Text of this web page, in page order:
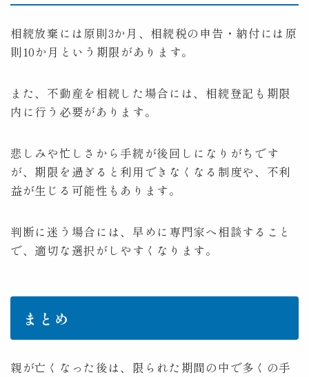
相続放棄には原則3か月、相続税の申告・納付には原
則10か月という期限があります。
また、不動産を相続した場合には、相続登記も期限
内に行う必要があります。
悲しみや忙しさから手続が後回しになりがちです
が、期限を過ぎると利用できなくなる制度や、不利
益が生じる可能性もあります。
判断に迷う場合には、早めに専門家へ相談すること
で、適切な選択がしやすくなります。
まとめ
親が亡くなった後は、限られた期間の中で多くの手